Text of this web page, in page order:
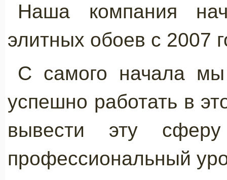
Наша компания
элитных обоев с 2007
С самого начала
успешно работать в
вывести эту
профессиональный